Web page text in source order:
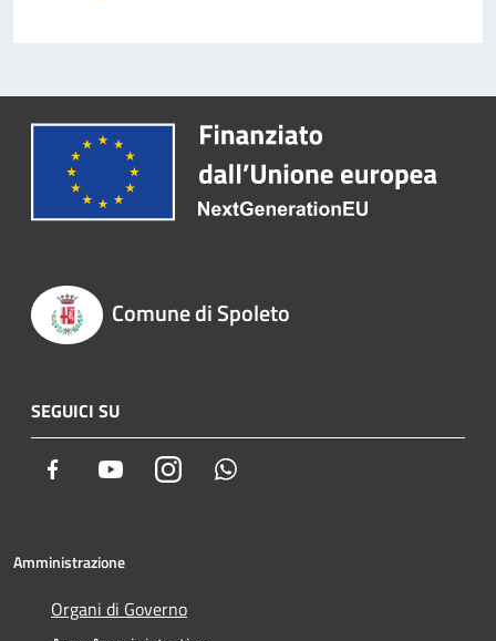
Comune di Spoleto
SEGUICI SU
Facebook YoutubeInstagram
Amministrazione
Organi di Governo